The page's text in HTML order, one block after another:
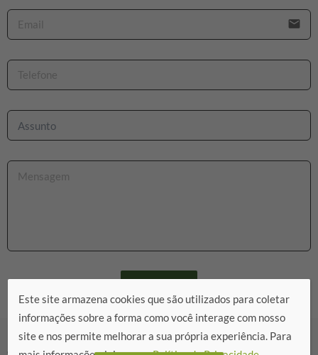
email
Enviar
Este site armazena cookies que são utilizados para coletar
informações sobre a forma como você interage com nosso
site e nos permite melhorar a sua própria experiência. Para